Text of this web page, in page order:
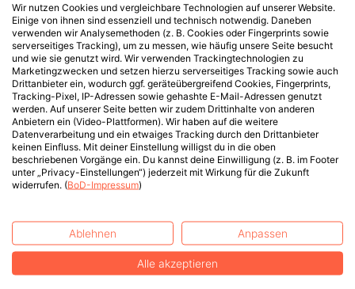
Wir nutzen Cookies und vergleichbare Technologien auf unserer Website.
Einige von ihnen sind essenziell und technisch notwendig. Daneben
verwenden wir Analysemethoden (z. B. Cookies oder Fingerprints sowie
serverseitiges Tracking), um zu messen, wie häufig unsere Seite besucht
und wie sie genutzt wird. Wir verwenden Trackingtechnologien zu
Marketingzwecken und setzen hierzu serverseitiges Tracking sowie auch
Drittanbieter ein, wodurch ggf. geräteübergreifend Cookies, Fingerprints,
Tracking-Pixel, IP-Adressen sowie gehashte E-Mail-Adressen genutzt
werden. Auf unserer Seite betten wir zudem Drittinhalte von anderen
Anbietern ein (Video-Plattformen). Wir haben auf die weitere
Datenverarbeitung und ein etwaiges Tracking durch den Drittanbieter
keinen Einfluss. Mit deiner Einstellung willigst du in die oben
beschriebenen Vorgänge ein. Du kannst deine Einwilligung (z. B. im Footer
unter „Privacy-Einstellungen“) jederzeit mit Wirkung für die Zukunft
widerrufen. (BoD-Impressum)
Ablehnen Anpassen
Alle akzeptieren